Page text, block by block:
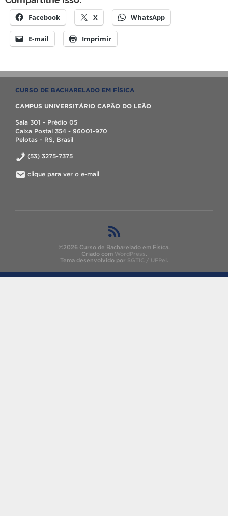
Facebook X WhatsApp
E-mail Imprimir
CURSO DE BACHARELADO EM FÍSICA
CAMPUS UNIVERSITÁRIO CAPÃO DO LEÃO
Sala 301 - Prédio 05
Caixa Postal 354 - 96001-970
Pelotas - RS, Brasil
(53) 3275-7375
clique para ver o e-mail
©2026 Curso de Bacharelado em Física.
Criado com WordPress.
Tema desenvolvido por SGTIC / UFPel.